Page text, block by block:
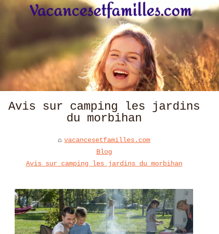
Avis sur camping les jardins
du morbihan
vacancesetfamilles.com
Blog
Avis sur camping les jardins du morbihan